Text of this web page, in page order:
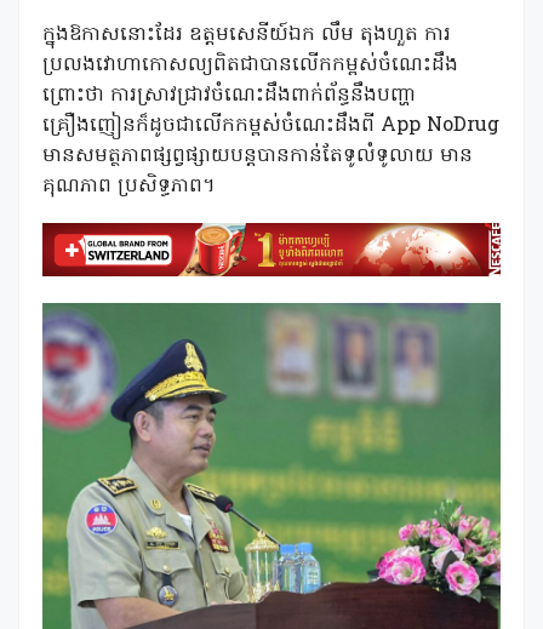
ក្នុងឱកាសនោះដែរ ឧត្តមសេនីយ៍ឯក លឹម តុងហួត ការ
ប្រលងវោហាកោសល្យពិតជាបានលើកកម្ពស់ចំណេះដឹង
ព្រោះថា ការស្រាវជ្រាវចំណេះដឹងពាក់ព័ន្ធនឹងបញ្ហា
គ្រឿងញៀនក៏ដូចជាលើកកម្ពស់ចំណេះដឹងពី App NoDrug
មានសមត្ថភាពផ្សព្វផ្សាយបន្តបានកាន់តែទូលំទូលាយ មាន
គុណភាព ប្រសិទ្ធភាព។